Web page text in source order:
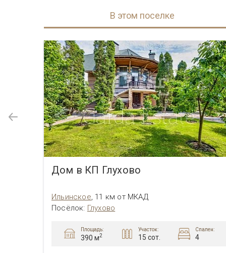
В этом поселке
Дом в КП Глухово
Ильинское 11 км от МКАД
Посёлок: Глухово
Площадь:
390 м2
Участок:
15 сот.
Спален:
4